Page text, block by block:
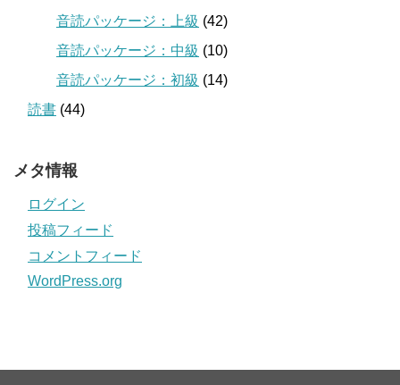
音読パッケージ：上級 (42)
音読パッケージ：中級 (10)
音読パッケージ：初級 (14)
読書 (44)
メタ情報
ログイン
投稿フィード
コメントフィード
WordPress.org